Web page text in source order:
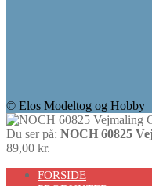
© Elos Modeltog og Hobby
Du ser på: NOCH 60825
89,00 kr.
ScrollFORSIDE